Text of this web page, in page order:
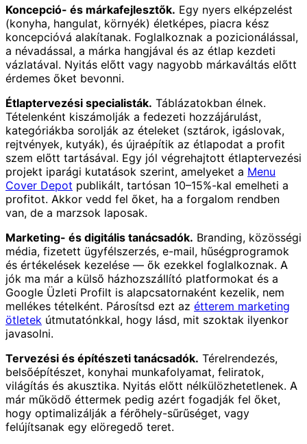
Koncepció- és márkafejlesztők. Egy nyers elképzelést
(konyha, hangulat, környék) életképes, piacra kész
koncepcióvá alakítanak. Foglalkoznak a pozicionálással,
a névadással, a márka hangjával és az étlap kezdeti
vázlatával. Nyitás előtt vagy nagyobb márkaváltás előtt
érdemes őket bevonni.
Étlaptervezési specialisták. Táblázatokban élnek.
Tételenként kiszámolják a fedezeti hozzájárulást,
kategóriákba sorolják az ételeket (sztárok, igáslovak,
rejtvények, kutyák), és újraépítik az étlapodat a profit
szem előtt tartásával. Egy jól végrehajtott étlaptervezési
projekt iparági kutatások szerint, amelyeket a Menu
Cover Depot publikált, tartósan 10–15%-kal emelheti a
profitot. Akkor vedd fel őket, ha a forgalom rendben
van, de a marzsok laposak.
Marketing- és digitális tanácsadók. Branding, közösségi
média, fizetett ügyfélszerzés, e-mail, hűségprogramok
és értékelések kezelése — ők ezekkel foglalkoznak. A
jók ma már a külső házhozszállító platformokat és a
Google Üzleti Profilt is alapcsatornaként kezelik, nem
mellékes tételként. Párosítsd ezt az étterem marketing
ötletek útmutatónkkal, hogy lásd, mit szoktak ilyenkor
javasolni.
Tervezési és építészeti tanácsadók. Térelrendezés,
belsőépítészet, konyhai munkafolyamat, feliratok,
világítás és akusztika. Nyitás előtt nélkülözhetetlenek. A
már működő éttermek pedig azért fogadják fel őket,
hogy optimalizálják a férőhely-sűrűséget, vagy
felújítsanak egy elöregedő teret.